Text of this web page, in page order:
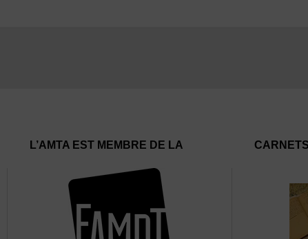
L’AMTA EST MEMBRE DE LA